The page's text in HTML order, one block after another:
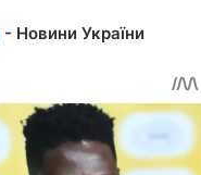
- Новини України